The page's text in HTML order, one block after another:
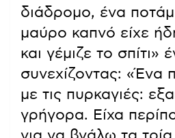
διάδρομο, ένα
μαύρο καπνό είχε
και γέμιζε το σπίτι»
συνεχίζοντας: «Ένα
με τις πυρκαγιές:
γρήγορα. Είχα
για να βγάλω τα